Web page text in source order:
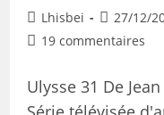
Lhisbei 27/12/
19 commentaires
Ulysse 31 De